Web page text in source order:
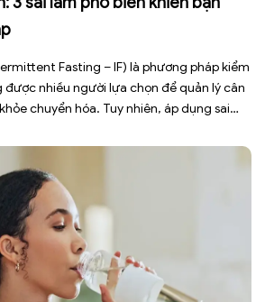
Fasting – IF) là phương pháp kiểm
được nhiều người lựa chọn để quản lý cân
chuyển hóa. Tuy nhiên, áp dụng sai